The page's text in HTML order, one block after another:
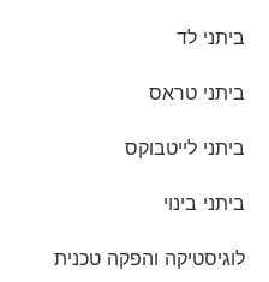
ביתני לד
ביתני טראס
ביתני לייטבוקס
ביתני בינוי
לוגיסטיקה והפקה טכנית